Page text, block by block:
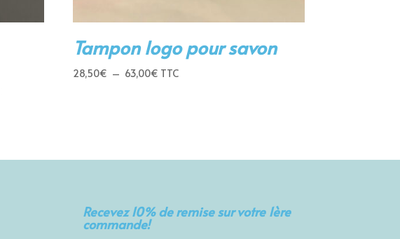
Tampon logo pour savon
28,50€ – 63,00€ Plage
TTC
Recevez 10% de remise sur votre 1ère
commande!